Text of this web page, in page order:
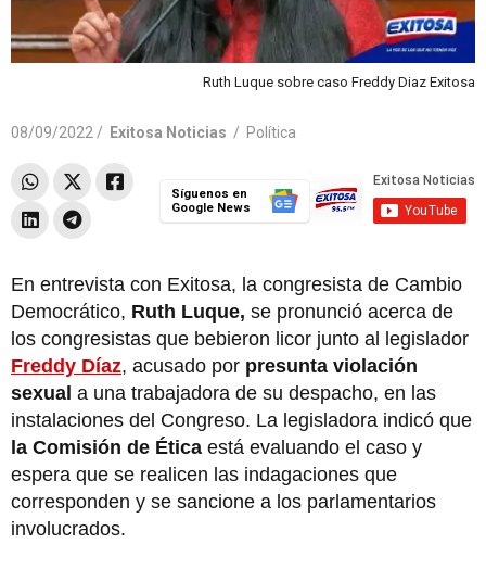
Ruth Luque sobre caso Freddy Diaz Exitosa
08/09/2022 / Exitosa Noticias / Política
Síguenos en
Google News
En entrevista con Exitosa, la congresista de Cambio
Democrático, Ruth Luque, se pronunció acerca de
los congresistas que bebieron licor junto al legislador
Freddy Díaz, acusado por presunta violación
sexual a una trabajadora de su despacho, en las
instalaciones del Congreso. La legisladora indicó que
la Comisión de Ética está evaluando el caso y
espera que se realicen las indagaciones que
corresponden y se sancione a los parlamentarios
involucrados.